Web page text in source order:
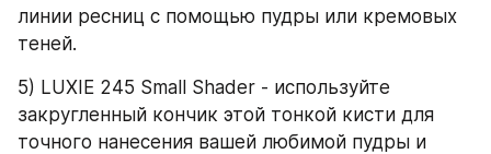
линии ресниц с помощью пудры или кремовых
теней.
5) LUXIE 245 Small Shader - используйте
закругленный кончик этой тонкой кисти для
точного нанесения вашей любимой пудры и